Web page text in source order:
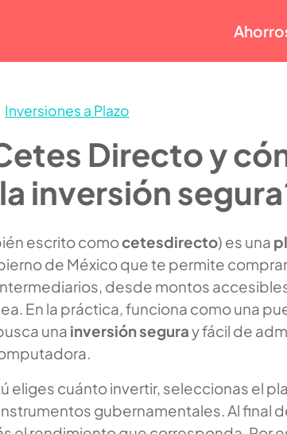
Inversiones a Plazo
Directo y
inversión
escrito comocetesdirecto) es una
de México que te permite
desde montos
En la práctica, funciona como una
una inversión seguray fácil de
eliges cuánto invertir, seleccionas el
gubernamentales. Al final